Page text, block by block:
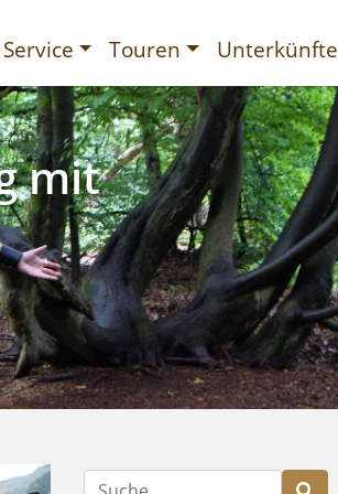
Service Touren Unterkünfte
mit
Suche